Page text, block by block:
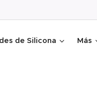
de Silicona Más